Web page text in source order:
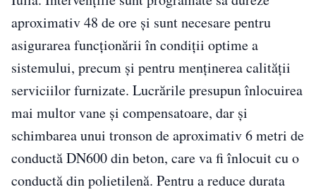
aproximativ 48 de ore și sunt necesare pentru
asigurarea funcționării în condiții optime a
sistemului, precum și pentru menținerea calității
serviciilor furnizate. Lucrările presupun înlocuirea
mai multor vane și compensatoare, dar și
schimbarea unui tronson de aproximativ 6 metri de
conductă DN600 din beton, care va fi înlocuit cu o
conductă din polietilenă. Pentru a reduce durata